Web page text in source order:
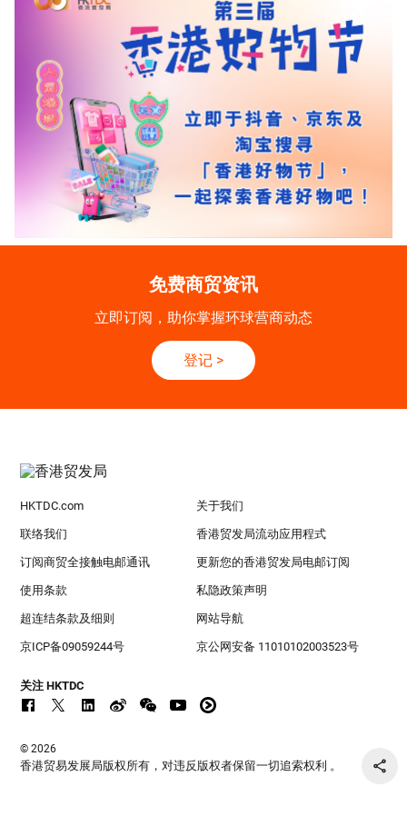
免费商贸资讯
立即订阅，助你掌握环球营商动态
登记 >
HKTDC.com 关于我们
联络我们 香港贸发局流动应用程式
订阅商贸全接触电邮通讯 更新您的香港贸发局电邮订阅
使用条款 私隐政策声明
超连结条款及细则 网站导航
京ICP备09059244号 京公网安备 11010102003523号
关注 HKTDC
© 2026
香港贸易发展局版权所有，对违反版权者保留一切追索权利 。